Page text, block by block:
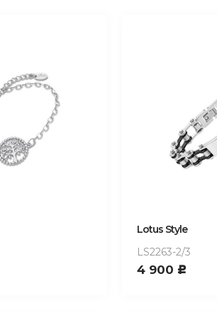
Lotus Style
LS2263-2/3
4 900 c